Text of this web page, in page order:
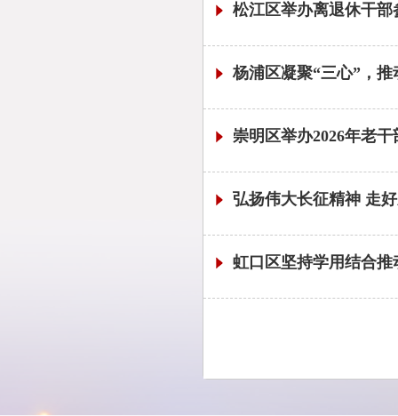
松江区举办离退休干
杨浦区凝聚“三心”，
崇明区举办2026年老
弘扬伟大长征精神 走
虹口区坚持学用结合